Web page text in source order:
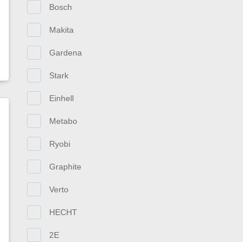
Bosch
Makita
Gardena
Stark
Einhell
Metabo
Ryobi
Graphite
Verto
HECHT
2E